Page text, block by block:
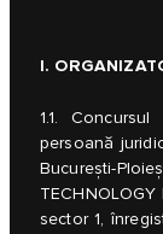
I.
1.1.
persoană
București-
TECHNOLOGY
sector 1,